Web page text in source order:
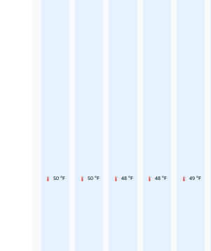
50 °F 50 °F 48 °F 48 °F 49 °F